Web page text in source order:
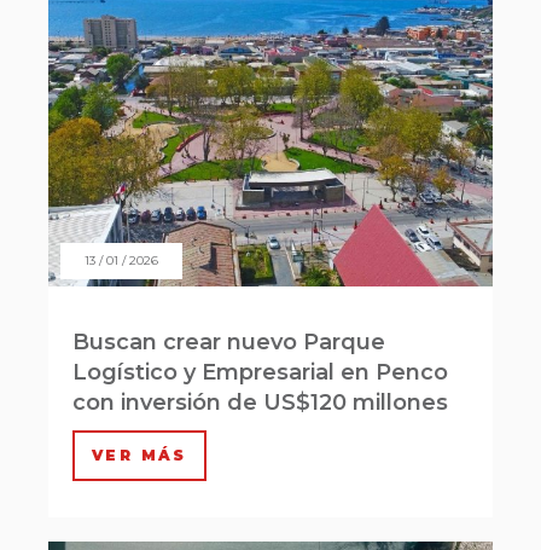
13 / 01 / 2026
Buscan crear nuevo Parque
Logístico y Empresarial en Penco
con inversión de US$120 millones
VER MÁS